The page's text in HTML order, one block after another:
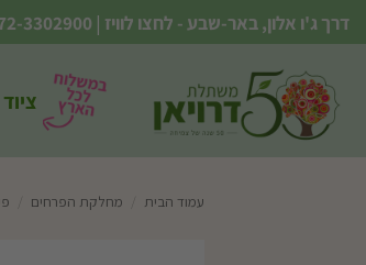
Skip
to
content
דרך ג'ו אלון, באר-שבע - לחצו לוויז |
3302900
עמוד הבית מחלקת הפרחים